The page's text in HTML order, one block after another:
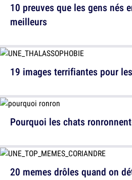
19 images terrifiantes pour
20 memes drôles quand on
10 preuves que les gens nés
meilleurs
Pourquoi les chats